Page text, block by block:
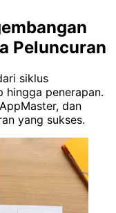
Peluncuran
siklus
hingga penerapan.
dan
yang sukses.